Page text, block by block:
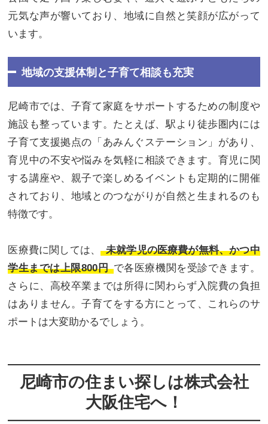
元気な声が響いており、地域に自然と笑顔が広がって
います。
地域の支援体制と子育て相談も充実
尼崎市では、子育て家庭をサポートするための制度や
施設も整っています。たとえば、駅より徒歩圏内には
子育て支援拠点の「あみんぐステーション」があり、
育児中の不安や悩みを気軽に相談できます。育児に関
する講座や、親子で楽しめるイベントも定期的に開催
されており、地域とのつながりが自然と生まれるのも
特徴です。
医療費に関しては、 未就学児の医療費が無料、かつ中
学生までは上限800円 で各医療機関を受診できます。
さらに、高校卒業までは所得に関わらず入院費の負担
はありません。子育てをする方にとって、これらのサ
ポートは大変助かるでしょう。
尼崎市の住まい探しは株式会社
大阪住宅へ！